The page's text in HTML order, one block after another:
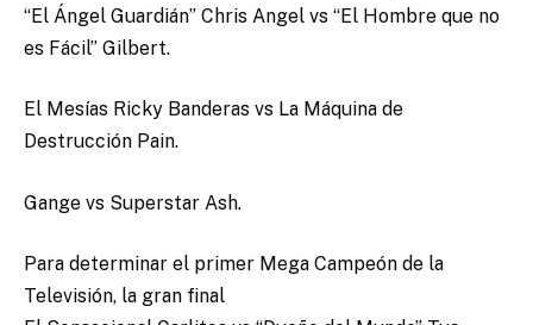
“El Ángel Guardián” Chris Angel vs “El Hombre que no
es Fácil” Gilbert.
El Mesías Ricky Banderas vs La Máquina de
Destrucción Pain.
Gange vs Superstar Ash.
Para determinar el primer Mega Campeón de la
Televisión, la gran final